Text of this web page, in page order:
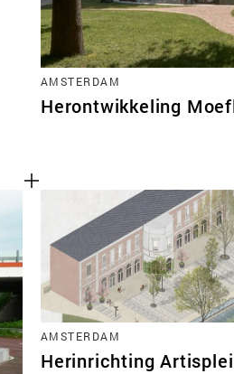
AMSTERDAM
Herontwikkeling
AMSTERDAM
Herinrichting